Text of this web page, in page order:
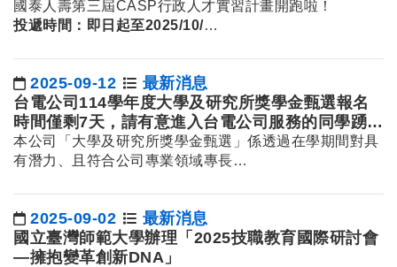
國泰人壽第三屆CASP行政人才實習計畫開跑啦！
投遞時間：即日起至2025/10/…
日期：
2025-09-12
最新消息
台電公司114學年度大學及研究所獎學金甄選報名
時間僅剩7天，請有意進入台電公司服務的同學踴躍
報名
本公司「大學及研究所獎學金甄選」係透過在學期間對具
有潛力、且符合公司專業領域專長…
日期：
2025-09-02
最新消息
國立臺灣師範大學辦理「2025技職教育國際研討會
—擁抱變革創新DNA」